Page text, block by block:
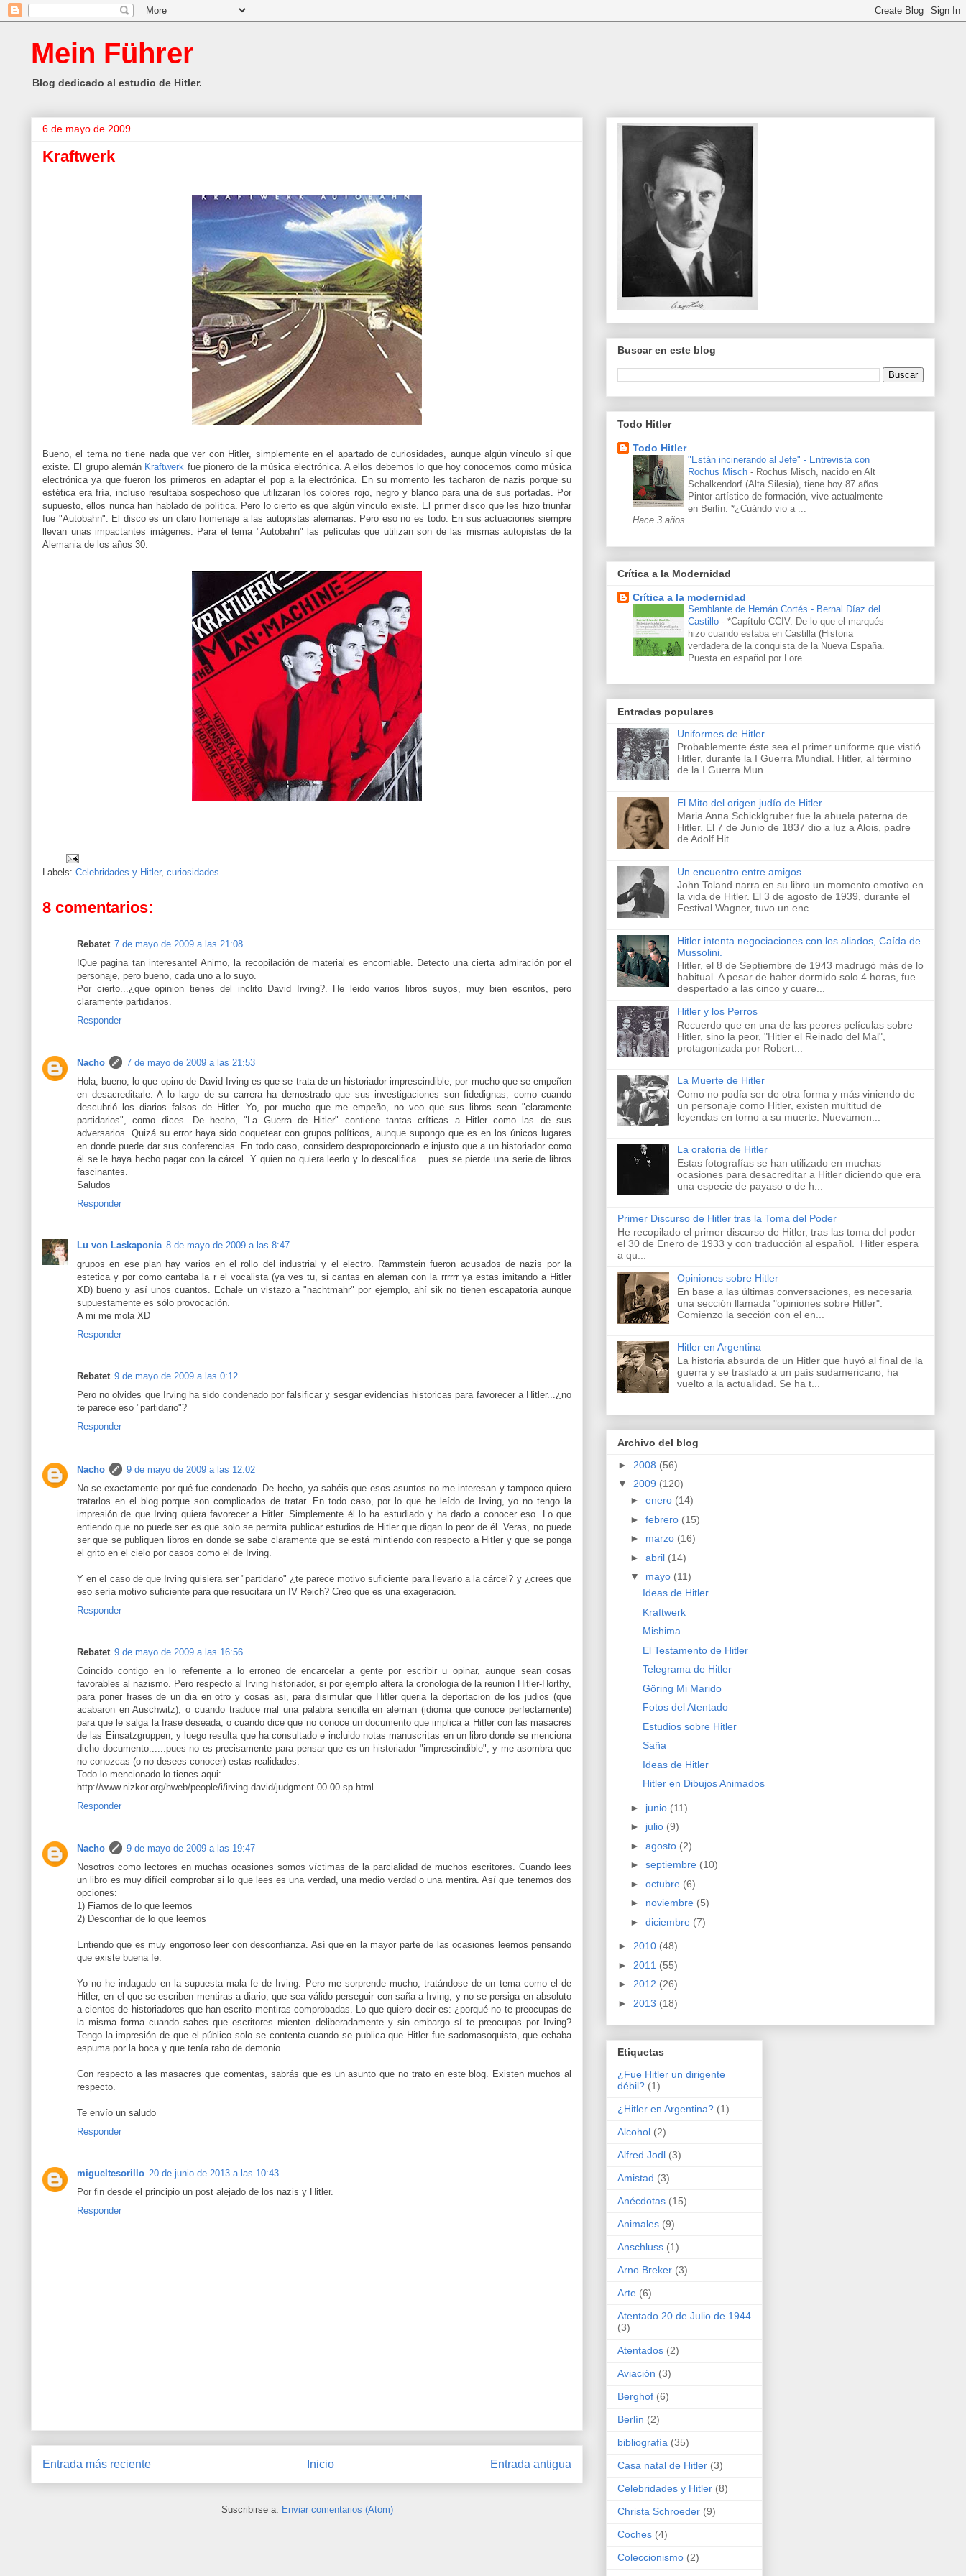
Mein Führer
Blog dedicado al estudio de Hitler.
6 de mayo de 2009
Kraftwerk
Bueno, el tema no tiene nada que ver con Hitler, simplemente en el apartado de curiosidades, aunque algún vínculo sí que
existe. El grupo alemán Kraftwerk fue pionero de la música electrónica. A ellos debemos lo que hoy conocemos como música
electrónica ya que fueron los primeros en adaptar el pop a la electrónica. En su momento les tacharon de nazis porque su
estética era fría, incluso resultaba sospechoso que utilizaran los colores rojo, negro y blanco para una de sus portadas. Por
supuesto, ellos nunca han hablado de política. Pero lo cierto es que algún vínculo existe. El primer disco que les hizo triunfar
fue "Autobahn". El disco es un claro homenaje a las autopistas alemanas. Pero eso no es todo. En sus actuaciones siempre
llevan unas impactantes imágenes. Para el tema "Autobahn" las películas que utilizan son de las mismas autopistas de la
Alemania de los años 30.
Labels: Celebridades y Hitler, curiosidades
8 comentarios:
Rebatet 7 de mayo de 2009 a las 21:08
!Que pagina tan interesante! Animo, la recopilación de material es encomiable. Detecto una cierta admiración por el
personaje, pero bueno, cada uno a lo suyo.
Por cierto...¿que opinion tienes del inclito David Irving?. He leido varios libros suyos, muy bien escritos, pero
claramente partidarios.
Responder
Nacho
7 de mayo de 2009 a las 21:53
Hola, bueno, lo que opino de David Irving es que se trata de un historiador imprescindible, por mucho que se empeñen
en desacreditarle. A lo largo de su carrera ha demostrado que sus investigaciones son fidedignas, como cuando
descubrió los diarios falsos de Hitler. Yo, por mucho que me empeño, no veo que sus libros sean "claramente
partidarios", como dices. De hecho, "La Guerra de Hitler" contiene tantas críticas a Hitler como las de sus
adversarios. Quizá su error haya sido coquetear con grupos políticos, aunque supongo que es en los únicos lugares
en donde puede dar sus conferencias. En todo caso, considero desproporcionado e injusto que a un historiador como
él se le haya hecho pagar con la cárcel. Y quien no quiera leerlo y lo descalifica... pues se pierde una serie de libros
fascinantes.
Saludos
Responder
Lu von Laskaponia 8 de mayo de 2009 a las 8:47
grupos en ese plan hay varios en el rollo del industrial y el electro. Rammstein fueron acusados de nazis por la
estetica y por como cantaba la r el vocalista (ya ves tu, si cantas en aleman con la rrrrrr ya estas imitando a Hitler
XD) bueno y así unos cuantos. Echale un vistazo a "nachtmahr" por ejemplo, ahí sik no tienen escapatoria aunque
supuestamente es sólo provocación.
A mi me mola XD
Responder
Rebatet 9 de mayo de 2009 a las 0:12
Pero no olvides que Irving ha sido condenado por falsificar y sesgar evidencias historicas para favorecer a Hitler...¿no
te parece eso "partidario"?
Responder
Nacho
9 de mayo de 2009 a las 12:02
No se exactamente por qué fue condenado. De hecho, ya sabéis que esos asuntos no me interesan y tampoco quiero
tratarlos en el blog porque son complicados de tratar. En todo caso, por lo que he leído de Irving, yo no tengo la
impresión de que Irving quiera favorecer a Hitler. Simplemente él lo ha estudiado y ha dado a conocer eso. Lo que
entiendo que no puede ser es que solo se permita publicar estudios de Hitler que digan lo peor de él. Veras, no puede
ser que se publiquen libros en donde se sabe claramente que se está mintiendo con respecto a Hitler y que se ponga
el grito en el cielo por casos como el de Irving.
Y en el caso de que Irving quisiera ser "partidario" ¿te parece motivo suficiente para llevarlo a la cárcel? y ¿crees que
eso sería motivo suficiente para que resucitara un IV Reich? Creo que es una exageración.
Responder
Rebatet 9 de mayo de 2009 a las 16:56
Coincido contigo en lo referrente a lo erroneo de encarcelar a gente por escribir u opinar, aunque sean cosas
favorables al nazismo. Pero respecto al Irving historiador, si por ejemplo altera la cronologia de la reunion Hitler-Horthy,
para poner frases de un dia en otro y cosas asi, para disimular que Hitler queria la deportacion de los judios (que
acabaron en Auschwitz); o cuando traduce mal una palabra sencilla en aleman (idioma que conoce perfectamente)
para que le salga la frase deseada; o cuando dice que no conoce un documento que implica a Hitler con las masacres
de las Einsatzgruppen, y luego resulta que ha consultado e incluido notas manuscritas en un libro donde se menciona
dicho documento......pues no es precisamente para pensar que es un historiador "imprescindible", y me asombra que
no conozcas (o no desees conocer) estas realidades.
Todo lo mencionado lo tienes aqui:
http://www.nizkor.org/hweb/people/i/irving-david/judgment-00-00-sp.html
Responder
Nacho
9 de mayo de 2009 a las 19:47
Nosotros como lectores en muchas ocasiones somos víctimas de la parcialidad de muchos escritores. Cuando lees
un libro es muy difícil comprobar si lo que lees es una verdad, una medio verdad o una mentira. Así que tenemos dos
opciones:
1) Fiarnos de lo que leemos
2) Desconfiar de lo que leemos
Entiendo que es muy engorroso leer con desconfianza. Así que en la mayor parte de las ocasiones leemos pensando
que existe buena fe.
Yo no he indagado en la supuesta mala fe de Irving. Pero me sorprende mucho, tratándose de un tema como el de
Hitler, en el que se escriben mentiras a diario, que sea válido perseguir con saña a Irving, y no se persiga en absoluto
a cientos de historiadores que han escrito mentiras comprobadas. Lo que quiero decir es: ¿porqué no te preocupas de
la misma forma cuando sabes que escritores mienten deliberadamente y sin embargo sí te preocupas por Irving?
Tengo la impresión de que el público solo se contenta cuando se publica que Hitler fue sadomasoquista, que echaba
espuma por la boca y que tenía rabo de demonio.
Con respecto a las masacres que comentas, sabrás que es un asunto que no trato en este blog. Existen muchos al
respecto.
Te envío un saludo
Responder
migueltesorillo 20 de junio de 2013 a las 10:43
Por fin desde el principio un post alejado de los nazis y Hitler.
Responder
Entrada más reciente Entrada antigua
Inicio
Suscribirse a: Enviar comentarios (Atom)
Buscar en este blog
Todo Hitler
Todo Hitler
"Están incinerando al Jefe" - Entrevista con
Rochus Misch - Rochus Misch, nacido en Alt
Schalkendorf (Alta Silesia), tiene hoy 87 años.
Pintor artístico de formación, vive actualmente
en Berlín. *¿Cuándo vio a ...
Hace 3 años
Crítica a la Modernidad
Crítica a la modernidad
Semblante de Hernán Cortés - Bernal Díaz del
Castillo - *Capítulo CCIV. De lo que el marqués
hizo cuando estaba en Castilla (Historia
verdadera de la conquista de la Nueva España.
Puesta en español por Lore...
Entradas populares
Uniformes de Hitler
Probablemente éste sea el primer uniforme que vistió
Hitler, durante la I Guerra Mundial. Hitler, al término
de la I Guerra Mun...
El Mito del origen judío de Hitler
Maria Anna Schicklgruber fue la abuela paterna de
Hitler. El 7 de Junio de 1837 dio a luz a Alois, padre
de Adolf Hit...
Un encuentro entre amigos
John Toland narra en su libro un momento emotivo en
la vida de Hitler. El 3 de agosto de 1939, durante el
Festival Wagner, tuvo un enc...
Hitler intenta negociaciones con los aliados, Caída de
Mussolini.
Hitler, el 8 de Septiembre de 1943 madrugó más de lo
habitual. A pesar de haber dormido solo 4 horas, fue
despertado a las cinco y cuare...
Hitler y los Perros
Recuerdo que en una de las peores películas sobre
Hitler, sino la peor, "Hitler el Reinado del Mal",
protagonizada por Robert...
La Muerte de Hitler
Como no podía ser de otra forma y más viniendo de
un personaje como Hitler, existen multitud de
leyendas en torno a su muerte. Nuevamen...
La oratoria de Hitler
Estas fotografías se han utilizado en muchas
ocasiones para desacreditar a Hitler diciendo que era
una especie de payaso o de h...
Primer Discurso de Hitler tras la Toma del Poder
He recopilado el primer discurso de Hitler, tras las toma del poder
el 30 de Enero de 1933 y con traducción al español. Hitler espera
a qu...
Opiniones sobre Hitler
En base a las últimas conversaciones, es necesaria
una sección llamada "opiniones sobre Hitler".
Comienzo la sección con el en...
Hitler en Argentina
La historia absurda de un Hitler que huyó al final de la
guerra y se trasladó a un país sudamericano, ha
vuelto a la actualidad. Se ha t...
Archivo del blog
► 2008 (56)
▼ 2009 (120)
► enero (14)
► febrero (15)
► marzo (16)
► abril (14)
▼ mayo (11)
Ideas de Hitler
Kraftwerk
Mishima
El Testamento de Hitler
Telegrama de Hitler
Göring Mi Marido
Fotos del Atentado
Estudios sobre Hitler
Saña
Ideas de Hitler
Hitler en Dibujos Animados
► junio (11)
► julio (9)
► agosto (2)
► septiembre (10)
► octubre (6)
► noviembre (5)
► diciembre (7)
► 2010 (48)
► 2011 (55)
► 2012 (26)
► 2013 (18)
Etiquetas
¿Fue Hitler un dirigente
débil? (1)
¿Hitler en Argentina? (1)
Alcohol (2)
Alfred Jodl (3)
Amistad (3)
Anécdotas (15)
Animales (9)
Anschluss (1)
Arno Breker (3)
Arte (6)
Atentado 20 de Julio de 1944
(3)
Atentados (2)
Aviación (3)
Berghof (6)
Berlín (2)
bibliografía (35)
Casa natal de Hitler (3)
Celebridades y Hitler (8)
Christa Schroeder (9)
Coches (4)
Coleccionismo (2)